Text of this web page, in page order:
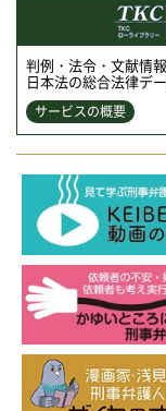
判例・法令・文献情
日本法の総合法律デ
サービスの概要